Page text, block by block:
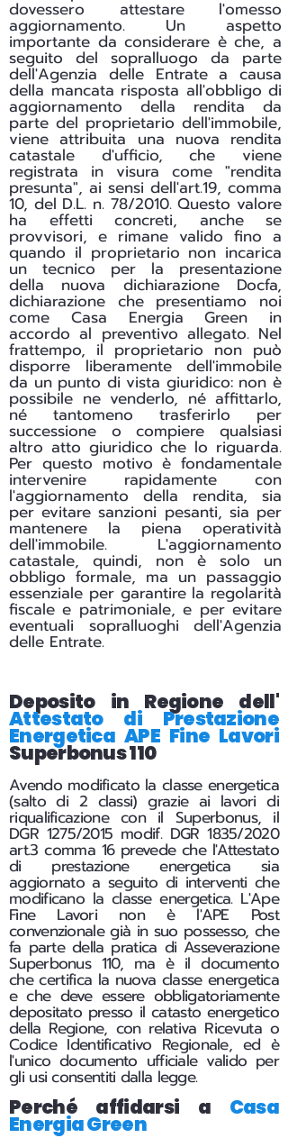
dovessero attestare l'omesso
aggiornamento. Un aspetto
importante da considerare è che, a
seguito del sopralluogo da parte
dell'Agenzia delle Entrate a causa
della mancata risposta all'obbligo di
aggiornamento della rendita da
parte del proprietario dell'immobile,
viene attribuita una nuova rendita
catastale d'ufficio, che viene
registrata in visura come "rendita
presunta", ai sensi dell'art.19, comma
10, del D.L. n. 78/2010. Questo valore
ha effetti concreti, anche se
provvisori, e rimane valido fino a
quando il proprietario non incarica
un tecnico per la presentazione
della nuova dichiarazione Docfa,
dichiarazione che presentiamo noi
come Casa Energia Green in
accordo al preventivo allegato. Nel
frattempo, il proprietario non può
disporre liberamente dell'immobile
da un punto di vista giuridico: non è
possibile ne venderlo, né affittarlo,
né tantomeno trasferirlo per
successione o compiere qualsiasi
altro atto giuridico che lo riguarda.
Per questo motivo è fondamentale
intervenire rapidamente con
l'aggiornamento della rendita, sia
per evitare sanzioni pesanti, sia per
mantenere la piena operatività
dell'immobile. L'aggiornamento
catastale, quindi, non è solo un
obbligo formale, ma un passaggio
essenziale per garantire la regolarità
fiscale e patrimoniale, e per evitare
eventuali sopralluoghi dell'Agenzia
delle Entrate.
Deposito in Regione dell'
Attestato di Prestazione
Energetica APE Fine Lavori
Superbonus 110
Avendo modificato la classe energetica
(salto di 2 classi) grazie ai lavori di
riqualificazione con il Superbonus, il
DGR 1275/2015 modif. DGR 1835/2020
art.3 comma 16 prevede che l'Attestato
di prestazione energetica sia
aggiornato a seguito di interventi che
modificano la classe energetica. L'Ape
Fine Lavori non è l'APE Post
convenzionale già in suo possesso, che
fa parte della pratica di Asseverazione
Superbonus 110, ma è il documento
che certifica la nuova classe energetica
e che deve essere obbligatoriamente
depositato presso il catasto energetico
della Regione, con relativa Ricevuta o
Codice Identificativo Regionale, ed è
l'unico documento ufficiale valido per
gli usi consentiti dalla legge.
Perché affidarsi a Casa
Energia Green